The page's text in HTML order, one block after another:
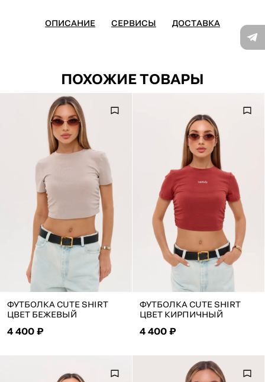
ОПИСАНИЕ СЕРВИСЫ ДОСТАВКА
ПОХОЖИЕ ТОВАРЫ
ФУТБОЛКА CUTE SHIRT
ЦВЕТ БЕЖЕВЫЙ
4 400 ₽
ФУТБОЛКА CUTE SHIRT
ЦВЕТ КИРПИЧНЫЙ
4 400 ₽